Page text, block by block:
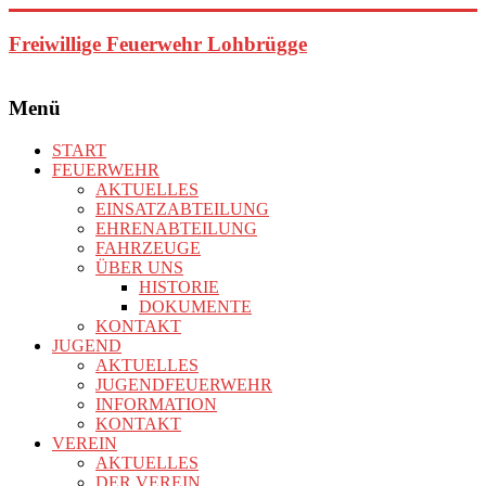
Inhalt
springen
Freiwillige Feuerwehr Lohbrügge
Menü
START
FEUERWEHR
AKTUELLES
EINSATZABTEILUNG
EHRENABTEILUNG
FAHRZEUGE
ÜBER UNS
HISTORIE
DOKUMENTE
KONTAKT
JUGEND
AKTUELLES
JUGENDFEUERWEHR
INFORMATION
KONTAKT
VEREIN
AKTUELLES
DER VEREIN